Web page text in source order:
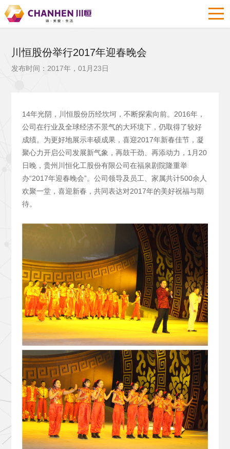
川恒股份举行2017年迎春晚会
发布时间：2017年，01月23日
14年光阴，川恒股份历经坎坷，不断探索向前。2016年，
公司在行业及全球经济不景气的大环境下，仍取得了较好
成绩。为更好地展示丰硕成果，喜迎2017年新春佳节，凝
聚心力开启公司发展新气象，再鼓干劲、再添动力，1月20
日晚，贵州川恒化工股份有限公司在福泉剧院隆重举
办“2017年迎春晚会”。公司领导及员工、家属共计500余人
欢聚一堂，喜迎新春，共同表达对2017年的美好祝福与期
待。